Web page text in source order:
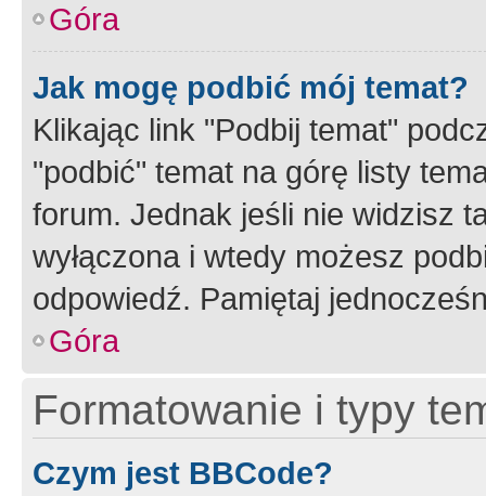
Góra
Jak mogę podbić mój temat?
Klikając link "Podbij temat"
"podbić" temat na górę listy
forum. Jednak jeśli nie widzisz
wyłączona i wtedy możesz
odpowiedź. Pamiętaj
Góra
Formatowanie i typy
Czym jest BBCode?